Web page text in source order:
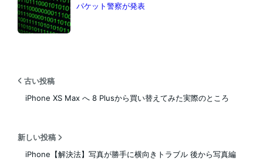
パケット警察が発表
古い投稿
iPhone XS Max へ 8 Plusから買い替えてみた実際のところ
新しい投稿
iPhone【解決法】写真が勝手に横向きトラブル 後から写真編